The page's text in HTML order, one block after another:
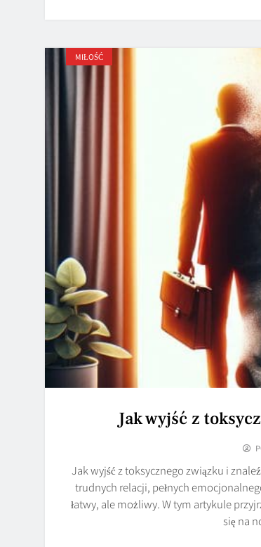
MIŁOŚĆ
Jak wyjść z
Jak wyjść z toksycznego związku i
trudnych relacji, pełnych
łatwy, ale możliwy. W tym artykule
się na